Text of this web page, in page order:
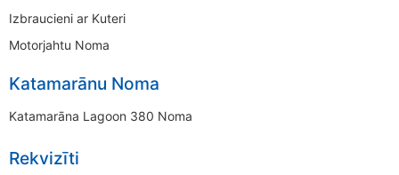
Izbraucieni ar Kuteri
Motorjahtu Noma
Katamarānu Noma
Katamarāna Lagoon 380 Noma
Rekvizīti